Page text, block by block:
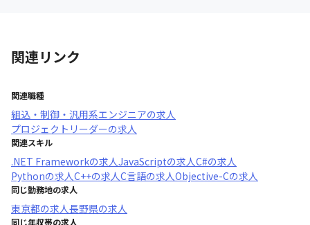
関連リンク
関連職種
組込・制御・汎用系エンジニアの求人
プロジェクトリーダーの求人
関連スキル
.NET Frameworkの求人JavaScriptの求人C#の求人
Pythonの求人C++の求人C言語の求人Objective-Cの求人
同じ勤務地の求人
東京都の求人長野県の求人
同じ年収帯の求人